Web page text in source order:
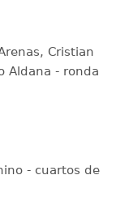
Cristian
Aldana - ronda
- cuartos de